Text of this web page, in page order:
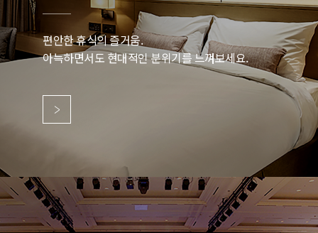
편안한 휴식의 즐거움.
아늑하면서도 현대적인 분위기를 느껴보세요.